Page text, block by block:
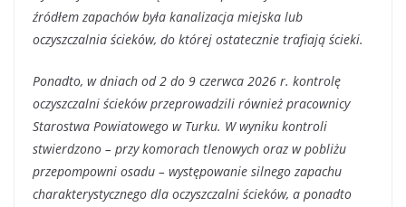
źródłem zapachów była kanalizacja miejska lub
oczyszczalnia ścieków, do której ostatecznie trafiają ścieki.
Ponadto, w dniach od 2 do 9 czerwca 2026 r. kontrolę
oczyszczalni ścieków przeprowadzili również pracownicy
Starostwa Powiatowego w Turku. W wyniku kontroli
stwierdzono – przy komorach tlenowych oraz w pobliżu
przepompowni osadu – występowanie silnego zapachu
charakterystycznego dla oczyszczalni ścieków, a ponadto